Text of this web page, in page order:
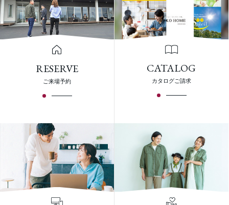
RESERVE
ご来場予約
CATALOG
カタログご請求